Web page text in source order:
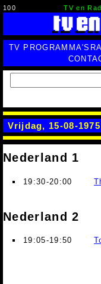
100 TV en
TV PROGRAMMA'S
Vrijdag, 15-08-1975
Nederland 1
19:30-20:00
Nederland 2
19:05-19:50